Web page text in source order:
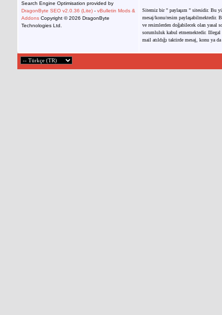
Search Engine Optimisation provided by
DragonByte SEO v2.0.36 (Lite) - vBulletin Mods &
Addons Copyright © 2026 DragonByte
Technologies Ltd.
Sitemiz bir " paylaşım " sitesidir. Bu
mesaj/konu/resim paylaşabilmektedir.
ve resimlerden doğabilecek olan yasal
sorumluluk kabul etmemektedir.
mail atıldığı taktirde mesaj, konu ya